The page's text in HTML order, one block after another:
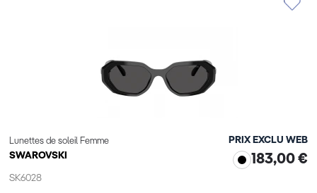
Lunettes de soleil Femme
SWAROVSKI
SK6028
PRIX EXCLU WEB
183,00 €